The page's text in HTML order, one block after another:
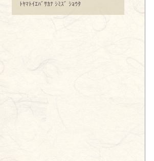
ﾄﾔﾏﾄｲｴﾊﾞｻｶﾅ ｼﾐｽﾞ ｼｮｳﾀ